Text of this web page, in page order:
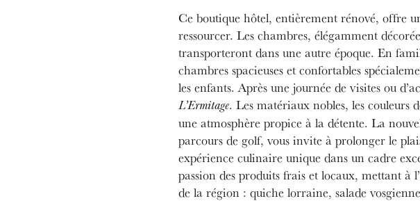
Ce boutique hôtel, entièrement rénové, offre
ressourcer. Les chambres, élégamment
transporteront dans une autre époque. En
chambres spacieuses et confortables
les enfants. Après une journée de visites ou
L’Ermitage. Les matériaux nobles, les couleurs
une atmosphère propice à la détente. La
parcours de golf, vous invite à prolonger le
expérience culinaire unique dans un cadre
passion des produits frais et locaux, mettant à
de la région : quiche lorraine, salade